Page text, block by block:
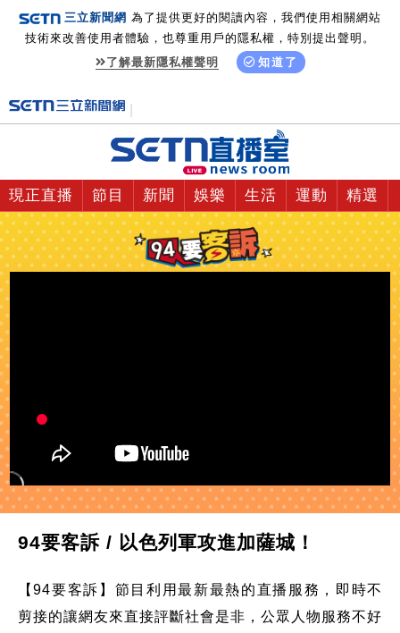
三立新聞網 為了提供更好的閱讀內容，我們使用相關網站
技術來改善使用者體驗，也尊重用戶的隱私權，特別提出聲明。
了解最新隱私權聲明
知道了
現正直播 節目 新聞 娛樂 生活 運動 精選
94要客訴 / 以色列軍攻進加薩城！
【94要客訴】節目利用最新最熱的直播服務，即時不
剪接的讓網友來直接評斷社會是非，公眾人物服務不好